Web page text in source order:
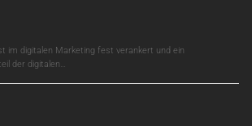
im digitalen Marketing fest verankert und ein
der digitalen…